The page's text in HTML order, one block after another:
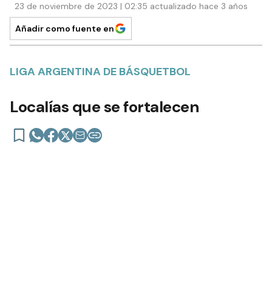
23 de noviembre de 2023 | 02:35 actualizado hace 3 años
Añadir como fuente en
LIGA ARGENTINA DE BÁSQUETBOL
Localías que se fortalecen